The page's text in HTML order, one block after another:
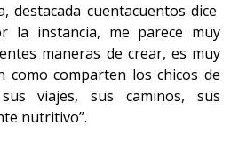
destacada cuentacuentos dice
la instancia, me parece muy
maneras de crear, es muy
como comparten los chicos de
viajes, sus caminos, sus
nutritivo”.